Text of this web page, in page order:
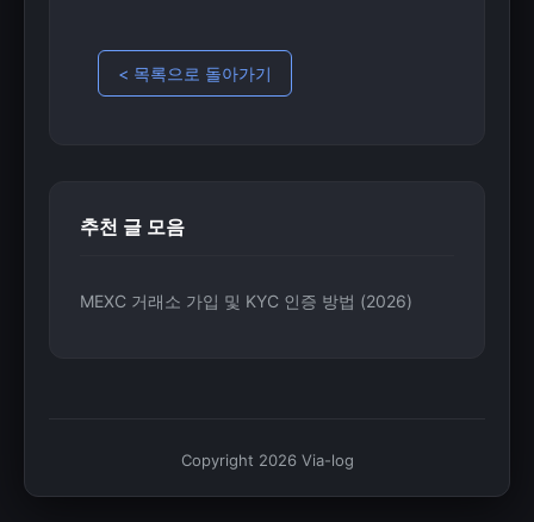
< 목록으로 돌아가기
추천 글 모음
MEXC 거래소 가입 및 KYC 인증 방법 (2026)
Copyright 2026 Via-log